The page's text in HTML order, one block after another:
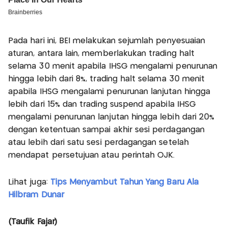
Pada hari ini, BEI melakukan sejumlah penyesuaian
aturan, antara lain, memberlakukan trading halt
selama 30 menit apabila IHSG mengalami penurunan
hingga lebih dari 8%, trading halt selama 30 menit
apabila IHSG mengalami penurunan lanjutan hingga
lebih dari 15% dan trading suspend apabila IHSG
mengalami penurunan lanjutan hingga lebih dari 20%
dengan ketentuan sampai akhir sesi perdagangan
atau lebih dari satu sesi perdagangan setelah
mendapat persetujuan atau perintah OJK.
Lihat juga: Tips Menyambut Tahun Yang Baru Ala
Hilbram Dunar
(Taufik Fajar)